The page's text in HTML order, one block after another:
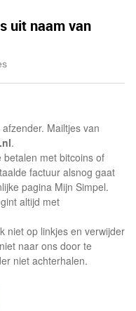
uit naam van
Mailtjes van
.
met bitcoins of
factuur alsnog gaat
pagina Mijn Simpel.
altijd met
niet op linkjes en verwijder
naar ons door te
niet achterhalen.